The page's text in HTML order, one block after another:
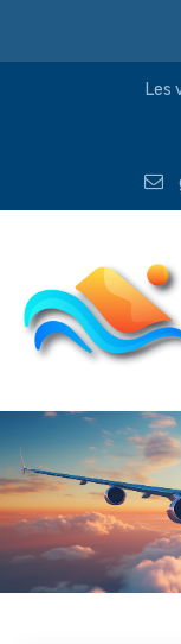
Les